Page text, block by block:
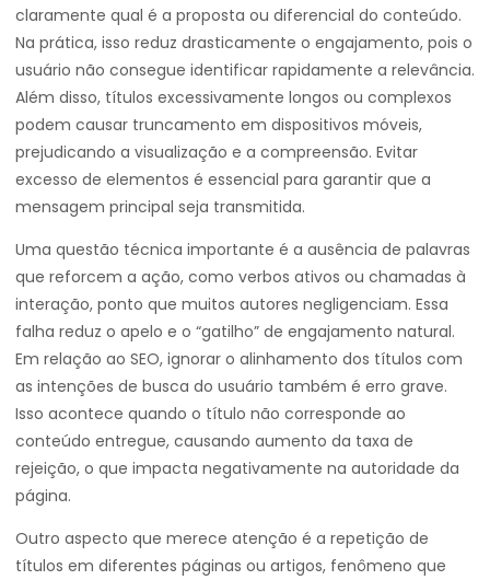
claramente qual é a proposta ou diferencial do conteúdo.
Na prática, isso reduz drasticamente o engajamento, pois o
usuário não consegue identificar rapidamente a relevância.
Além disso, títulos excessivamente longos ou complexos
podem causar truncamento em dispositivos móveis,
prejudicando a visualização e a compreensão. Evitar
excesso de elementos é essencial para garantir que a
mensagem principal seja transmitida.
Uma questão técnica importante é a ausência de palavras
que reforcem a ação, como verbos ativos ou chamadas à
interação, ponto que muitos autores negligenciam. Essa
falha reduz o apelo e o “gatilho” de engajamento natural.
Em relação ao SEO, ignorar o alinhamento dos títulos com
as intenções de busca do usuário também é erro grave.
Isso acontece quando o título não corresponde ao
conteúdo entregue, causando aumento da taxa de
rejeição, o que impacta negativamente na autoridade da
página.
Outro aspecto que merece atenção é a repetição de
títulos em diferentes páginas ou artigos, fenômeno que